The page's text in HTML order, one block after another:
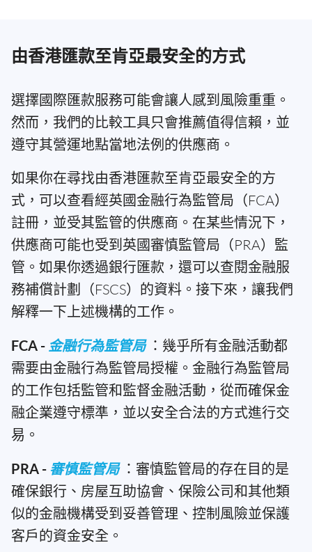
由香港匯款至肯亞最安全的方式
選擇國際匯款服務可能會讓人感到風險重重。
然而，我們的比較工具只會推薦值得信賴，並
遵守其營運地點當地法例的供應商。
如果你在尋找由香港匯款至肯亞最安全的方
式，可以查看經英國金融行為監管局（FCA）
註冊，並受其監管的供應商。在某些情況下，
供應商可能也受到英國審慎監管局（PRA）監
管。如果你透過銀行匯款，還可以查閱金融服
務補償計劃（FSCS）的資料。接下來，讓我們
解釋一下上述機構的工作。
FCA - 金融行為監管局：幾乎所有金融活動都
需要由金融行為監管局授權。金融行為監管局
的工作包括監管和監督金融活動，從而確保金
融企業遵守標準，並以安全合法的方式進行交
易。
PRA - 審慎監管局 ：審慎監管局的存在目的是
確保銀行、房屋互助協會、保險公司和其他類
似的金融機構受到妥善管理、控制風險並保護
客戶的資金安全。